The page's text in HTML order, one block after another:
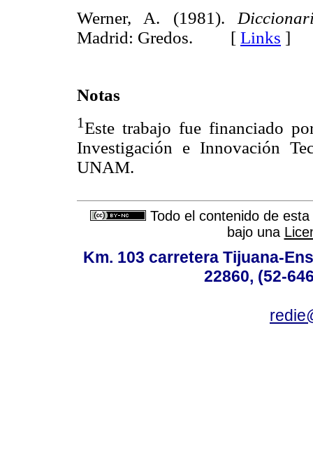
Werner, A. (1981).
Madrid: Gredos. [ Links ]
Notas
1Este trabajo fue financiado
Investigación e Innovación
UNAM.
Todo el contenido de
bajo una
Km. 103 carretera Tijuana-
22860, (52-